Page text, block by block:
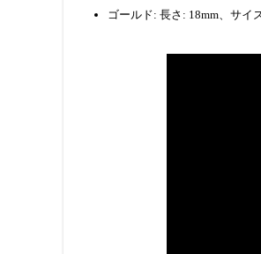
ゴールド: 長さ: 18mm、サイ